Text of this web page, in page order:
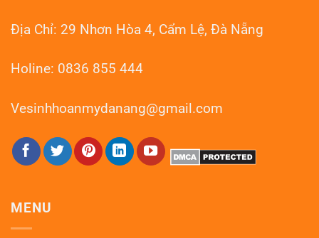
Địa Chỉ: 29 Nhơn Hòa 4, Cẩm Lệ, Đà Nẵng
Holine: 0836 855 444
Vesinhhoanmydanang@gmail.com
MENU